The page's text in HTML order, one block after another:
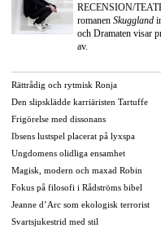
RECENSION/
romanen Skuggland
och Dramaten visar
av.
Rättrådig och rytmisk Ronja
Den slipsklädde karriäristen Tartuffe
Frigörelse med dissonans
Ibsens lustspel placerat på lyxspa
Ungdomens olidliga ensamhet
Magisk, modern och maxad Robin
Fokus på filosofi i Rådströms bibel
Jeanne d’Arc som ekologisk terrorist
Svartsjukestrid med stil